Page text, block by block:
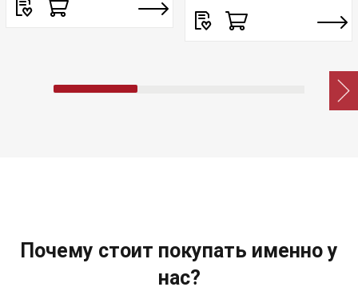
Почему стоит покупать именно у
нас?